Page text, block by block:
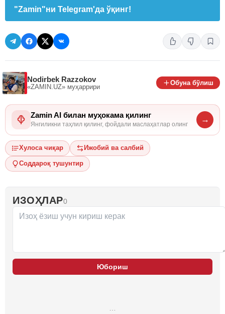
"Zamin"ни Telegram'да ўқинг!
Nodirbek Razzokov
«ZAMIN.UZ» муҳаррири
Обуна бўлиш
Zamin AI билан муҳокама қилинг
Янгиликни таҳлил қилинг, фойдали маслаҳатлар олинг
→
Хулоса чиқар Ижобий ва салбий
Соддароқ тушунтир
ИЗОҲЛАР0
Юбориш